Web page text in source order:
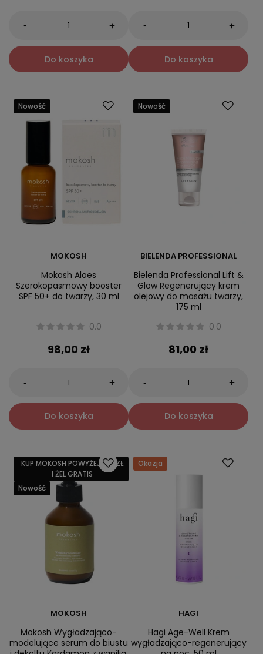
- +
Do koszyka
- +
Do koszyka
Nowość
MOKOSH
Mokosh Aloes
Szerokopasmowy booster
SPF 50+ do twarzy, 30 ml
0.0
98,00 zł
- +
Do koszyka
Nowość
BIELENDA PROFESSIONAL
Bielenda Professional Lift &
Glow Regenerujący krem
olejowy do masażu twarzy,
175 ml
0.0
81,00 zł
- +
Do koszyka
KUP MOKOSH POWYŻEJ 159 ZŁ
| ŻEL GRATIS
Nowość
MOKOSH
Mokosh Wygładzająco-
modelujące serum do biustu
Okazja
HAGI
Hagi Age-Well Krem
wygładzająco-regenerujący